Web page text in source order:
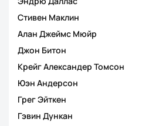
Стивен Маклин
Алан Джеймс Мюйр
Джон Битон
Крейг Александер Томсон
Юэн Андерсон
Грег Эйткен
Гэвин Дункан